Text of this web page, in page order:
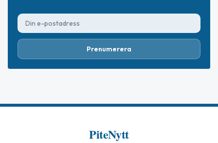
Prenumerera
PiteNytt